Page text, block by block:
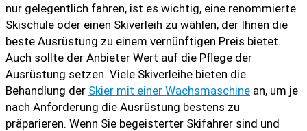
nur gelegentlich fahren, ist es wichtig, eine renommierte
Skischule oder einen Skiverleih zu wählen, der Ihnen die
beste Ausrüstung zu einem vernünftigen Preis bietet.
Auch sollte der Anbieter Wert auf die Pflege der
Ausrüstung setzen. Viele Skiverleihe bieten die
Behandlung der Skier mit einer Wachsmaschine an, um je
nach Anforderung die Ausrüstung bestens zu
präparieren. Wenn Sie begeisterter Skifahrer sind und